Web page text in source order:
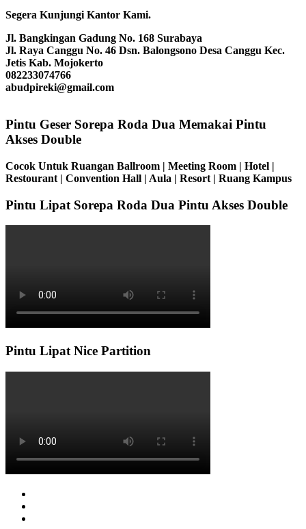
Segera Kunjungi Kantor Kami.
Jl. Bangkingan Gadung No. 168 Surabaya
Jl. Raya Canggu No. 46 Dsn. Balongsono Desa Canggu Kec.
Jetis Kab. Mojokerto
082233074766
abudpireki@gmail.com
Pintu Geser Sorepa Roda Dua Memakai Pintu
Akses Double
Cocok Untuk Ruangan Ballroom | Meeting Room | Hotel |
Restourant | Convention Hall | Aula | Resort | Ruang Kampus
Pintu Lipat Sorepa Roda Dua Pintu Akses Double
Pintu Lipat Nice Partition